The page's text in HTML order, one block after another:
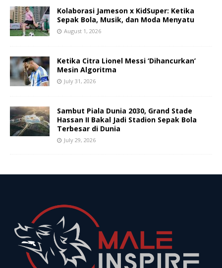
Kolaborasi Jameson x KidSuper: Ketika
Sepak Bola, Musik, dan Moda Menyatu
August 1, 2026
Ketika Citra Lionel Messi ‘Dihancurkan’
Mesin Algoritma
July 31, 2026
Sambut Piala Dunia 2030, Grand Stade
Hassan II Bakal Jadi Stadion Sepak Bola
Terbesar di Dunia
July 29, 2026